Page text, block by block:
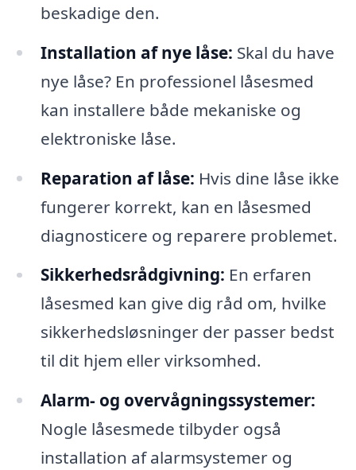
beskadige den.
Installation af nye låse: Skal du have
nye låse? En professionel låsesmed
kan installere både mekaniske og
elektroniske låse.
Reparation af låse: Hvis dine låse ikke
fungerer korrekt, kan en låsesmed
diagnosticere og reparere problemet.
Sikkerhedsrådgivning: En erfaren
låsesmed kan give dig råd om, hvilke
sikkerhedsløsninger der passer bedst
til dit hjem eller virksomhed.
Alarm- og overvågningssystemer:
Nogle låsesmede tilbyder også
installation af alarmsystemer og